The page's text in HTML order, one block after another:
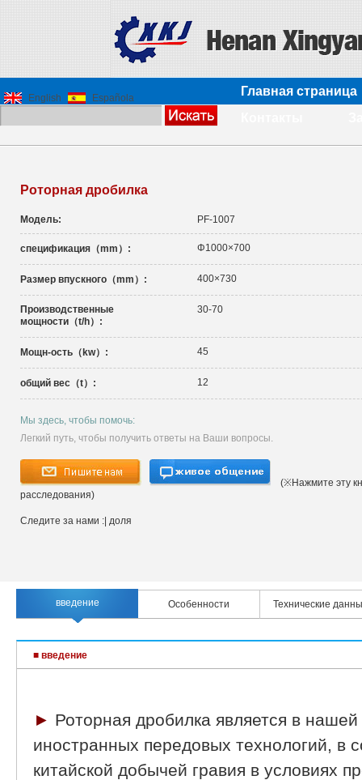
English Española
Главная страница
Роторная дробилка
Модель: PF-1007
спецификация（mm）: Φ1000×700
Размер впускного（mm）: 400×730
Производственные
мощности（t/h）:
30-70
Мощн-ость（kw）: 45
общий вес（t）: 12
Мы здесь, чтобы помочь:
Легкий путь, чтобы получить ответы на Ваши вопросы.
(※Нажмите эту
расследования)
Следите за нами : | доля
введение Особенности Технические
■ введение
► Роторная дробилка является в
иностранных передовых технологий, в
китайской добычей гравия в условиях